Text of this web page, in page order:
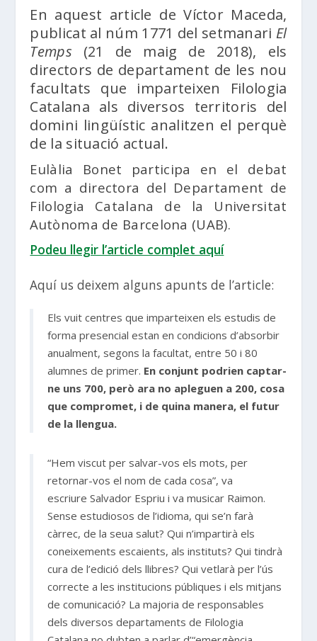
En aquest article de Víctor Maceda,
publicat al núm 1771 del setmanari El
Temps (21 de maig de 2018), els
directors de departament de les nou
facultats que imparteixen Filologia
Catalana als diversos territoris del
domini lingüístic analitzen el perquè
de la situació actual.
Eulàlia Bonet participa en el debat
com a directora del Departament de
Filologia Catalana de la Universitat
Autònoma de Barcelona (UAB).
Podeu llegir l’article complet aquí
Aquí us deixem alguns apunts de l’article:
Els vuit centres que imparteixen els estudis de
forma presencial estan en condicions d’absorbir
anualment, segons la facultat, entre 50 i 80
alumnes de primer. En conjunt podrien captar-
ne uns 700, però ara no apleguen a 200, cosa
que compromet, i de quina manera, el futur
de la llengua.
“Hem viscut per salvar-vos els mots, per
retornar-vos el nom de cada cosa”, va
escriureSalvador Espriui va musicar Raimon.
Sense estudiosos de l’idioma, qui se’n farà
càrrec, de la seua salut? Qui n’impartirà els
coneixements escaients, als instituts? Qui tindrà
cura de l’edició dels llibres? Qui vetlarà per l’ús
correcte a les institucions públiques i els mitjans
de comunicació? La majoria de responsables
dels diversos departaments de Filologia